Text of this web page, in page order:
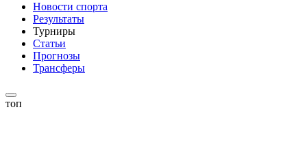
Новости спорта
Результаты
Турниры
Статьи
Прогнозы
Трансферы
топ